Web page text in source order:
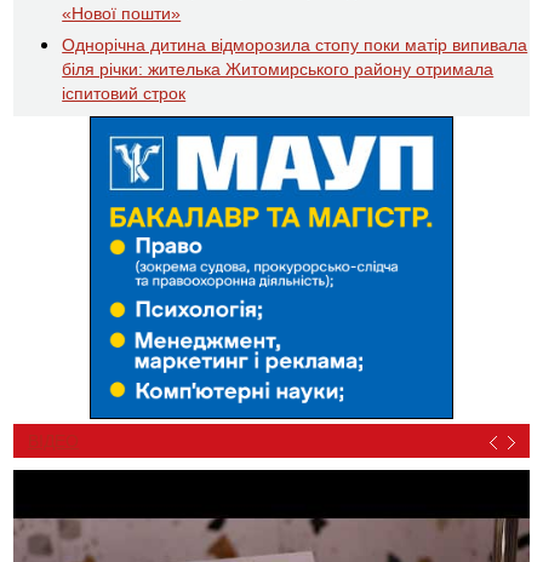
«Нової пошти»
Однорічна дитина відморозила стопу поки матір випивала
біля річки: жителька Житомирського району отримала
іспитовий строк
ВІДЕО